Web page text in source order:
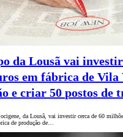
da Lousã vai
em fábrica de Vila
e criar 50 postos de
da Lousã, vai investir cerca de 60
de produção de…